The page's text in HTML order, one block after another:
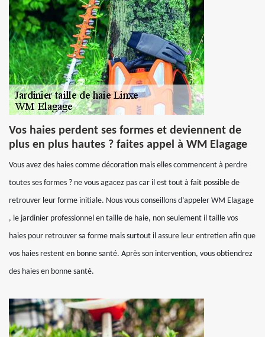
Vos haies perdent ses formes et deviennent de
plus en plus hautes ? faites appel à WM Elagage
Vous avez des haies comme décoration mais elles commencent à perdre
toutes ses formes ? ne vous agacez pas car il est tout à fait possible de
retrouver leur forme initiale. Nous vous conseillons d’appeler WM Elagage
, le jardinier professionnel en taille de haie, non seulement il taille vos
haies pour retrouver sa forme mais surtout il assure leur entretien afin que
vos haies restent en bonne santé. Après son intervention, vous obtiendrez
des haies en bonne santé.